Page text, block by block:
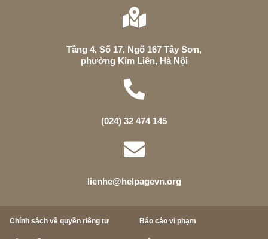
Tầng 4, Số 17, Ngõ 167 Tây Sơn,
phường Kim Liên, Hà Nội
(024) 32 474 145
lienhe@helpagevn.org
Chính sách về quyền riêng tư Báo cáo vi phạm